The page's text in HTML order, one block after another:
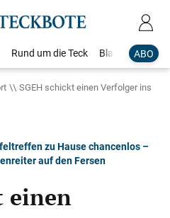
ABO
Rund um die Teck Blaulicht
SGEH schickt einen Verfolger ins
zu Hause chancenlos –
auf den Fersen
einen